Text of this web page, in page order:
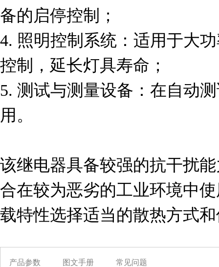
备的启停控制；
4. 照明控制系统：适用于大
控制，延长灯具寿命；
5. 测试与测量设备：在自动
用。
该继电器具备较强的抗干扰
合在较为恶劣的工业环境中
载特性选择适当的散热方式
产品参数 图文手册 常见问题